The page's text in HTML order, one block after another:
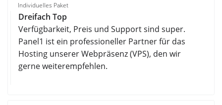
Individuelles Paket
Dreifach Top
Verfügbarkeit, Preis und Support sind super.
Panel1 ist ein professioneller Partner für das
Hosting unserer Webpräsenz (VPS), den wir
gerne weiterempfehlen.